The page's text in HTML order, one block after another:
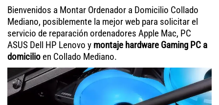
Bienvenidos a Montar Ordenador a Domicilio Collado
Mediano, posiblemente la mejor web para solicitar el
servicio de reparación ordenadores Apple Mac, PC
ASUS Dell HP Lenovo y montaje hardware Gaming PC a
domicilio en Collado Mediano.